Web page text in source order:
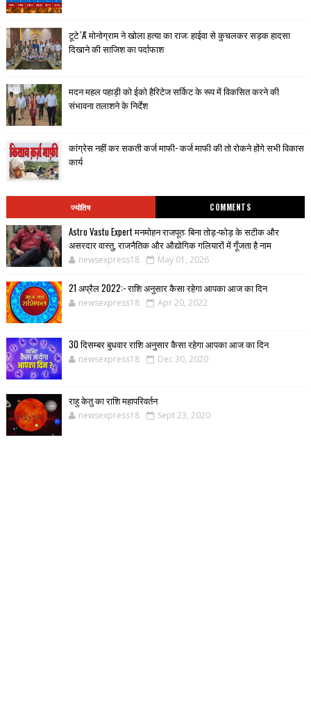
टूटे 'A' मोनोग्राम ने खोला हत्या का राज: हाईवा से कुचलकर सड़क हादसा
दिखाने की साजिश का पर्दाफाश
मदन महल पहाड़ी को ईको हैरिटेज सर्किट के रूप में विकसित करने की
संभावना तलाशने के निर्देश
कांग्रेस नहीं कर सकती कर्ज माफी- कर्ज माफी की तो रोकने होंगे सभी विकास
कार्य
ज्योतिष COMMENTS
Astro Vastu Expert मनमोहन राजपूत: बिना तोड़-फोड़ के सटीक और
असरदार वास्तु, राजनैतिक और औद्योगिक गलियारों में गूँजता है नाम
newsexpress18 May 01, 2026
21 अप्रैल 2022:- राशि अनुसार कैसा रहेगा आपका आज का दिन
newsexpress18 Apr 20, 2022
30 दिसम्बर बुधवार राशि अनुसार कैसा रहेगा आपका आज का दिन
newsexpress18 Dec 30, 2020
राहु केतु का राशि महापरिवर्तन
newsexpress18 Sept 23, 2020